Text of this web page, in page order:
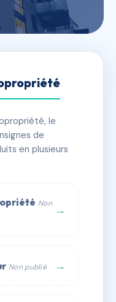
BLEUS
🏗 3 bâtiment(s)
le
de
en plusieurs
Non →
Non publié →